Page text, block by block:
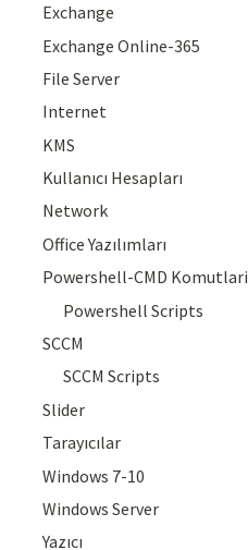
Exchange
Exchange Online-365
File Server
Internet
KMS
Kullanıcı Hesapları
Network
Office Yazılımları
Powershell-CMD Komutlari
Powershell Scripts
SCCM
SCCM Scripts
Slider
Tarayıcılar
Windows 7-10
Windows Server
Yazıcı